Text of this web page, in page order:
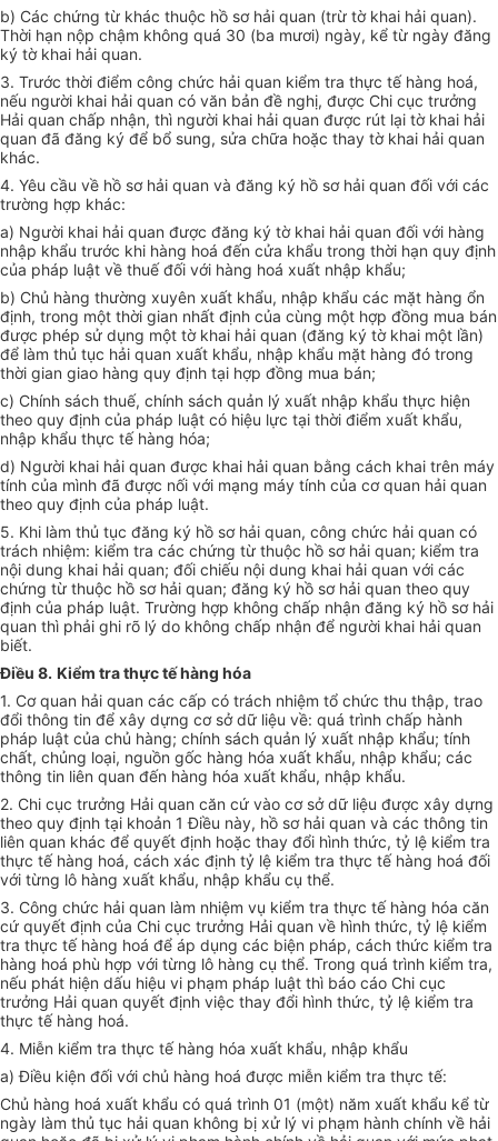
b) Các chứng từ khác thuộc hồ sơ hải quan (trừ tờ khai hải quan).
Thời hạn nộp chậm không quá 30 (ba mươi) ngày, kể từ ngày đăng
ký tờ khai hải quan.
3. Trước thời điểm công chức hải quan kiểm tra thực tế hàng hoá,
nếu người khai hải quan có văn bản đề nghị, được Chi cục trưởng
Hải quan chấp nhận, thì người khai hải quan được rút lại tờ khai hải
quan đã đăng ký để bổ sung, sửa chữa hoặc thay tờ khai hải quan
khác.
4. Yêu cầu về hồ sơ hải quan và đăng ký hồ sơ hải quan đối với các
trường hợp khác:
a) Người khai hải quan được đăng ký tờ khai hải quan đối với hàng
nhập khẩu trước khi hàng hoá đến cửa khẩu trong thời hạn quy định
của pháp luật về thuế đối với hàng hoá xuất nhập khẩu;
b) Chủ hàng thường xuyên xuất khẩu, nhập khẩu các mặt hàng ổn
định, trong một thời gian nhất định của cùng một hợp đồng mua bán
được phép sử dụng một tờ khai hải quan (đăng ký tờ khai một lần)
để làm thủ tục hải quan xuất khẩu, nhập khẩu mặt hàng đó trong
thời gian giao hàng quy định tại hợp đồng mua bán;
c) Chính sách thuế, chính sách quản lý xuất nhập khẩu thực hiện
theo quy định của pháp luật có hiệu lực tại thời điểm xuất khẩu,
nhập khẩu thực tế hàng hóa;
d) Người khai hải quan được khai hải quan bằng cách khai trên máy
tính của mình đã được nối với mạng máy tính của cơ quan hải quan
theo quy định của pháp luật.
5. Khi làm thủ tục đăng ký hồ sơ hải quan, công chức hải quan có
trách nhiệm: kiểm tra các chứng từ thuộc hồ sơ hải quan; kiểm tra
nội dung khai hải quan; đối chiếu nội dung khai hải quan với các
chứng từ thuộc hồ sơ hải quan; đăng ký hồ sơ hải quan theo quy
định của pháp luật. Trường hợp không chấp nhận đăng ký hồ sơ hải
quan thì phải ghi rõ lý do không chấp nhận để người khai hải quan
biết.
Điều 8. Kiểm tra thực tế hàng hóa
1. Cơ quan hải quan các cấp có trách nhiệm tổ chức thu thập, trao
đổi thông tin để xây dựng cơ sở dữ liệu về: quá trình chấp hành
pháp luật của chủ hàng; chính sách quản lý xuất nhập khẩu; tính
chất, chủng loại, nguồn gốc hàng hóa xuất khẩu, nhập khẩu; các
thông tin liên quan đến hàng hóa xuất khẩu, nhập khẩu.
2. Chi cục trưởng Hải quan căn cứ vào cơ sở dữ liệu được xây dựng
theo quy định tại khoản 1 Điều này, hồ sơ hải quan và các thông tin
liên quan khác để quyết định hoặc thay đổi hình thức, tỷ lệ kiểm tra
thực tế hàng hoá, cách xác định tỷ lệ kiểm tra thực tế hàng hoá đối
với từng lô hàng xuất khẩu, nhập khẩu cụ thể.
3. Công chức hải quan làm nhiệm vụ kiểm tra thực tế hàng hóa căn
cứ quyết định của Chi cục trưởng Hải quan về hình thức, tỷ lệ kiểm
tra thực tế hàng hoá để áp dụng các biện pháp, cách thức kiểm tra
hàng hoá phù hợp với từng lô hàng cụ thể. Trong quá trình kiểm tra,
nếu phát hiện dấu hiệu vi phạm pháp luật thì báo cáo Chi cục
trưởng Hải quan quyết định việc thay đổi hình thức, tỷ lệ kiểm tra
thực tế hàng hoá.
4. Miễn kiểm tra thực tế hàng hóa xuất khẩu, nhập khẩu
a) Điều kiện đối với chủ hàng hoá được miễn kiểm tra thực tế:
Chủ hàng hoá xuất khẩu có quá trình 01 (một) năm xuất khẩu kể từ
ngày làm thủ tục hải quan không bị xử lý vi phạm hành chính về hải